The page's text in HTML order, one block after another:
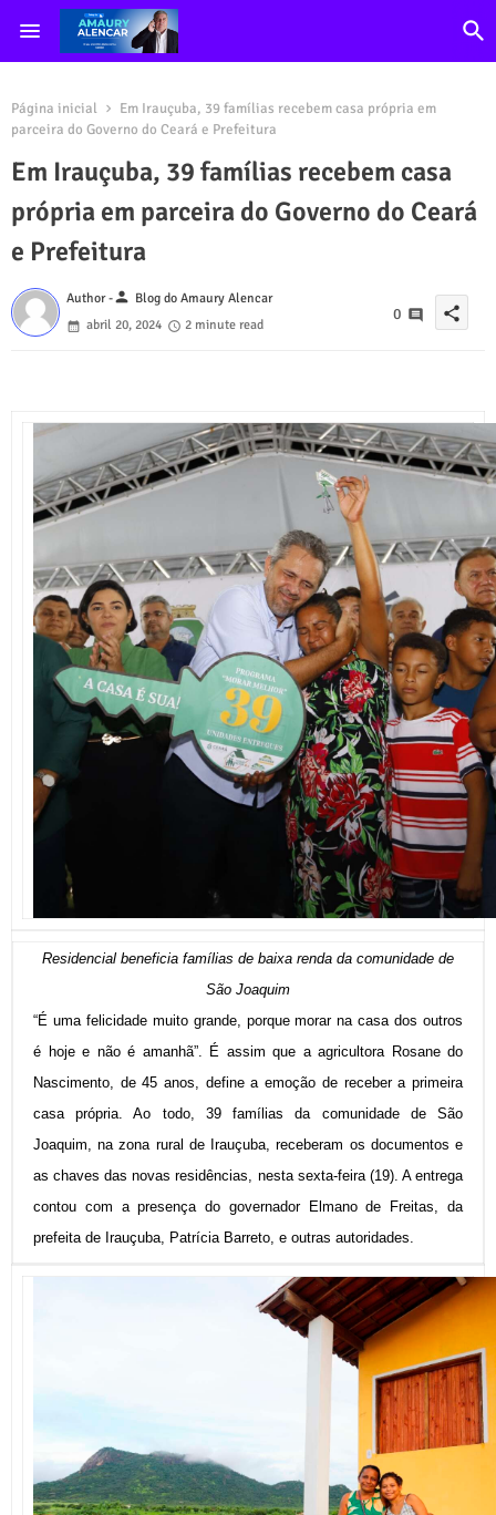
Página inicial
Em Irauçuba, 39 famílias recebem casa própria em
parceira do Governo do Ceará e Prefeitura
Em Irauçuba, 39 famílias recebem casa
própria em parceira do Governo do Ceará
e Prefeitura
Author -person Blog do Amaury Alencar
abril 20, 2024
2 minute read
0 share
Residencial beneficia famílias de baixa renda da comunidade de
São Joaquim
“É uma felicidade muito grande, porque morar na casa dos outros
é hoje e não é amanhã”. É assim que a agricultora Rosane do
Nascimento, de 45 anos, define a emoção de receber a primeira
casa própria. Ao todo, 39 famílias da comunidade de São
Joaquim, na zona rural de Irauçuba, receberam os documentos e
as chaves das novas residências, nesta sexta-feira (19). A entrega
contou com a presença do governador Elmano de Freitas, da
prefeita de Irauçuba, Patrícia Barreto, e outras autoridades.